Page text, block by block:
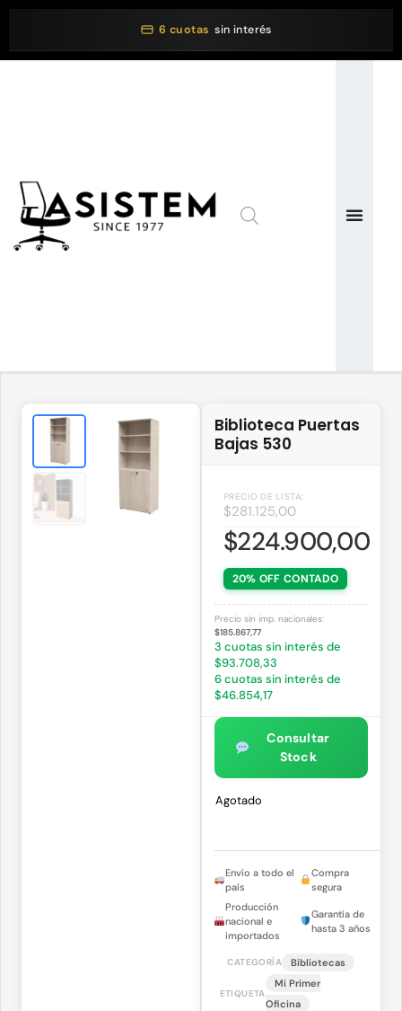
6 cuotas sin interés
Biblioteca Puertas
Bajas 530
$281.125,00
$224.900,00
20% OFF CONTADO
Precio sin imp. nacionales:
$185.867,77
3 cuotas sin interés de
$93.708,33
6 cuotas sin interés de
$46.854,17
Consultar
Stock
Agotado
Envío a todo el
país
Compra
segura
Producción
nacional e
importados
Garantía de
hasta 3 años
CATEGORÍA Bibliotecas
ETIQUETA
Mi Primer
Oficina